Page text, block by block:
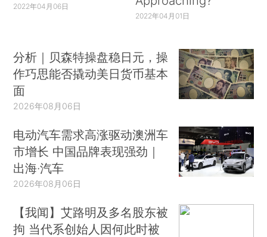
2022年04月06日
2022年04月01日
分析｜贝森特操盘稳日元，操
作巧思能否撬动美日货币基本
面
2026年08月06日
电动汽车需求高涨驱动澳洲车
市增长 中国品牌表现强劲｜
出海·汽车
2026年08月06日
【我闻】艾路明及多名股东被
拘 当代系创始人因何此时被